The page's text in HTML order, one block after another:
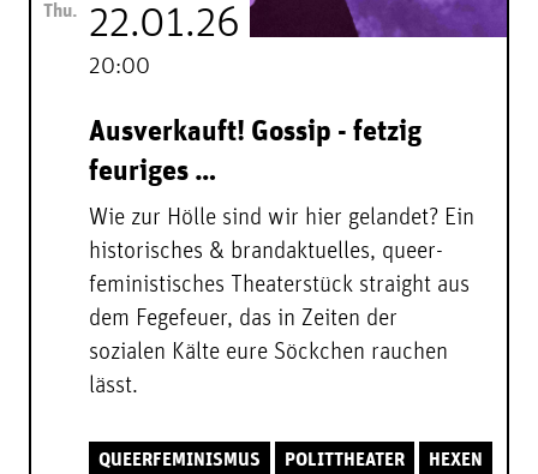
Thu. 22.01.26
20:00
Ausverkauft! Gossip - fetzig
feuriges …
Wie zur Hölle sind wir hier gelandet? Ein
historisches & brandaktuelles, queer-
feministisches Theaterstück straight aus
dem Fegefeuer, das in Zeiten der
sozialen Kälte eure Söckchen rauchen
lässt.
QUEERFEMINISMUS POLITTHEATER
HEXEN